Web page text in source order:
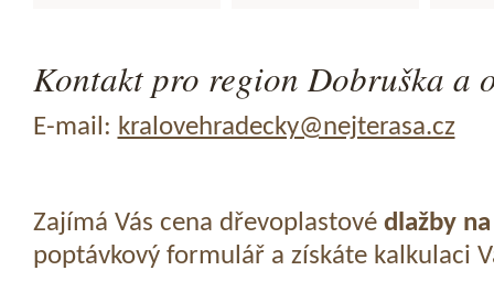
Kontakt pro region Dobruška a
E-mail: kralovehradecky@nejterasa.cz
Zajímá Vás cena dřevoplastové dlažby
poptávkový formulář a získáte kalkulaci